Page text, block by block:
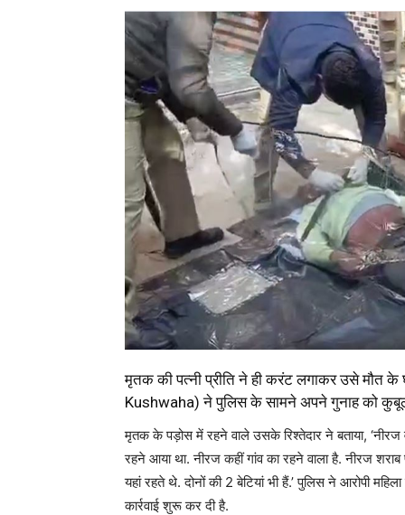
मृतक की पत्नी प्रीति ने ही करंट लगाकर उसे मौत के
Kushwaha) ने पुलिस के सामने अपने गुनाह को
मृतक के पड़ोस में रहने वाले उसके रिश्तेदार ने बताया,
रहने आया था. नीरज कहीं गांव का रहने वाला है. नीरज
यहां रहते थे. दोनों की 2 बेटियां भी हैं.’ पुलिस ने आरोपी
कार्रवाई शुरू कर दी है.